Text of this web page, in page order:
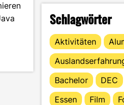
Schlagwörter
Aktivitäten
Bachelor
DEC
Essen
Film